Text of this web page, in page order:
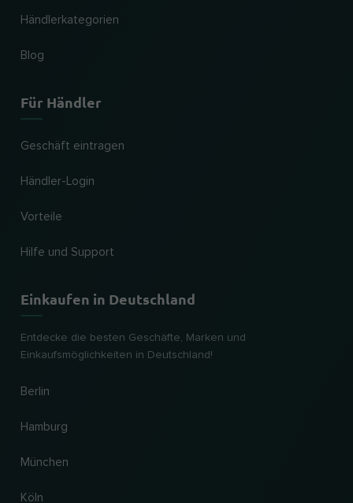
Händlerkategorien
Blog
Für Händler
Geschäft eintragen
Händler-Login
Vorteile
Hilfe und Support
Einkaufen in Deutschland
Entdecke die besten Geschäfte, Marken und
Einkaufsmöglichkeiten in Deutschland!
Berlin
Hamburg
München
Köln